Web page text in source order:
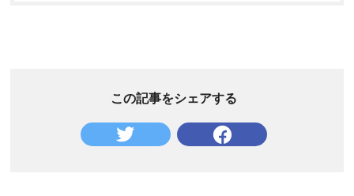
この記事をシェアする